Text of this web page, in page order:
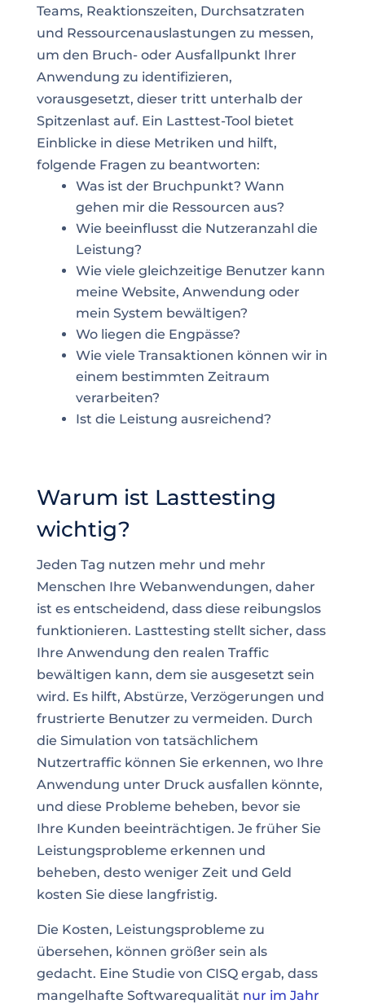
Teams, Reaktionszeiten, Durchsatzraten
und Ressourcenauslastungen zu messen,
um den Bruch- oder Ausfallpunkt Ihrer
Anwendung zu identifizieren,
vorausgesetzt, dieser tritt unterhalb der
Spitzenlast auf. Ein Lasttest-Tool bietet
Einblicke in diese Metriken und hilft,
folgende Fragen zu beantworten:
Was ist der Bruchpunkt? Wann
gehen mir die Ressourcen aus?
Wie beeinflusst die Nutzeranzahl die
Leistung?
Wie viele gleichzeitige Benutzer kann
meine Website, Anwendung oder
mein System bewältigen?
Wo liegen die Engpässe?
Wie viele Transaktionen können wir in
einem bestimmten Zeitraum
verarbeiten?
Ist die Leistung ausreichend?
Warum ist Lasttesting
wichtig?
Jeden Tag nutzen mehr und mehr
Menschen Ihre Webanwendungen, daher
ist es entscheidend, dass diese reibungslos
funktionieren. Lasttesting stellt sicher, dass
Ihre Anwendung den realen Traffic
bewältigen kann, dem sie ausgesetzt sein
wird. Es hilft, Abstürze, Verzögerungen und
frustrierte Benutzer zu vermeiden. Durch
die Simulation von tatsächlichem
Nutzertraffic können Sie erkennen, wo Ihre
Anwendung unter Druck ausfallen könnte,
und diese Probleme beheben, bevor sie
Ihre Kunden beeinträchtigen. Je früher Sie
Leistungsprobleme erkennen und
beheben, desto weniger Zeit und Geld
kosten Sie diese langfristig.
Die Kosten, Leistungsprobleme zu
übersehen, können größer sein als
gedacht. Eine Studie von CISQ ergab, dass
mangelhafte Softwarequalität nur im Jahr